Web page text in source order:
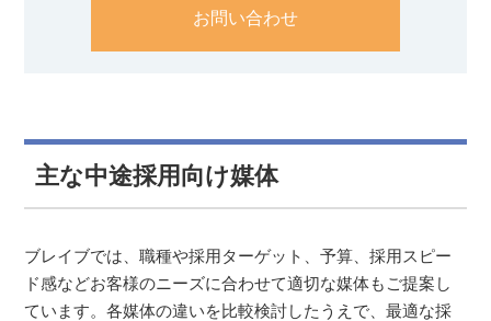
お問い合わせ
主な中途採用向け媒体
ブレイブでは、職種や採用ターゲット、予算、採用スピー
ド感などお客様のニーズに合わせて適切な媒体もご提案し
ています。各媒体の違いを比較検討したうえで、最適な採